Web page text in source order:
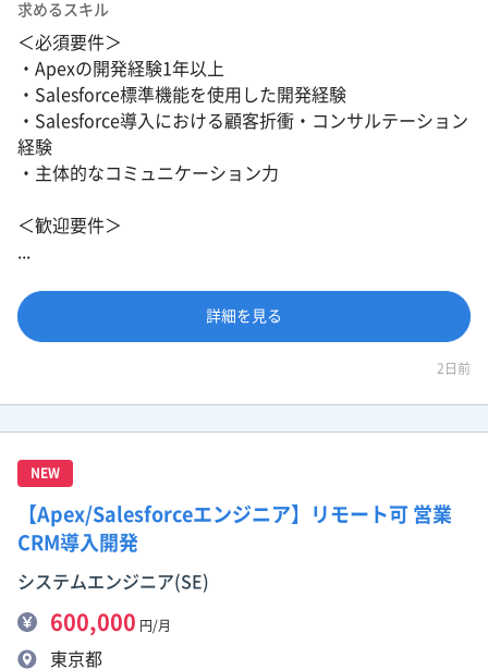
求めるスキル
＜必須要件＞
・Apexの開発経験1年以上
・Salesforce標準機能を使用した開発経験
・Salesforce導入における顧客折衝・コンサルテーション
経験
・主体的なコミュニケーション力
＜歓迎要件＞
詳細を見る
2日前
NEW
【Apex/Salesforceエンジニア】リモート可 営業
CRM導入開発
システムエンジニア(SE)
600,000 円/月
東京都